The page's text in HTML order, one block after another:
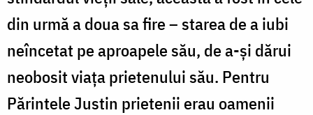
din urmă a doua sa fire – starea de a iubi
neîncetat pe aproapele său, de a-și dărui
neobosit viața prietenului său. Pentru
Părintele Justin prietenii erau oamenii